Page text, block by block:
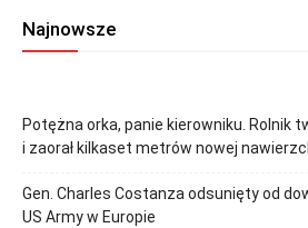
Najnowsze
Potężna orka, panie kierowniku. Rolnik
i zaorał kilkaset metrów nowej
Gen. Charles Costanza odsunięty od
US Army w Europie